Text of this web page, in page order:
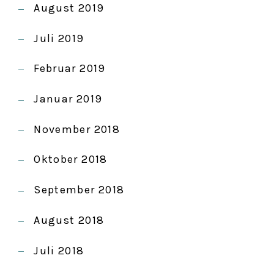
August 2019
Juli 2019
Februar 2019
Januar 2019
November 2018
Oktober 2018
September 2018
August 2018
Juli 2018